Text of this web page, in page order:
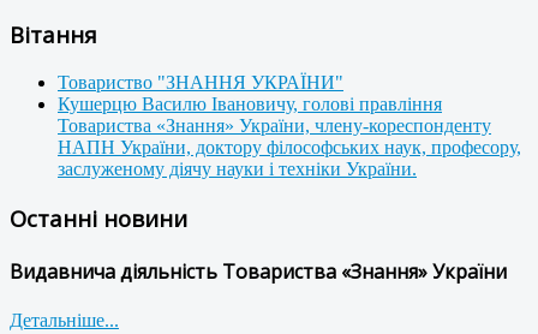
Вітання
Товариство "ЗНАННЯ УКРАЇНИ"
Кушерцю Василю Івановичу, голові правління
Товариства «Знання» України, члену-кореспонденту
НАПН України, доктору філософських наук, професору,
заслуженому діячу науки і техніки України.
Останні новини
Видавнича діяльність Товариства «Знання» України
Детальніше...